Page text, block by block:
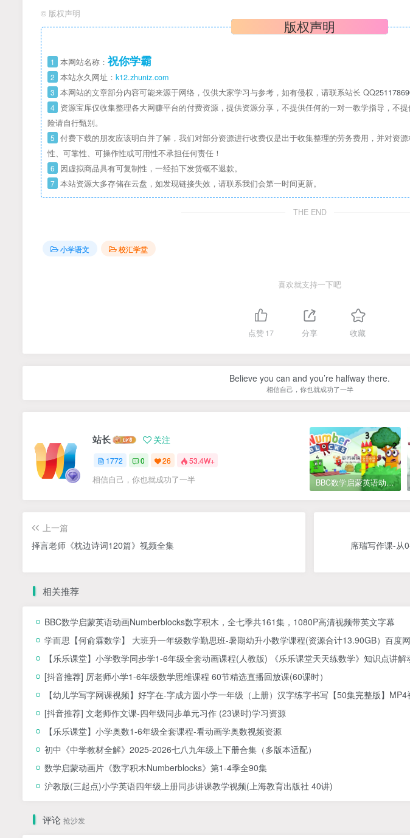
© 版权声明
版权声明
1 本网站名称： 祝你学霸
2 本站永久网址： k12.zhuniz.com
3 本网站的文章部分内容可能来源于网络，仅供大家学习与参考，如有侵权，请联系站长 QQ
4 资源宝库仅收集整理各大网赚平台的付费资源，提供资源分享，不提供任何的一对一教学指导，不
险请自行甄别。
5 付费下载的朋友应该明白并了解，我们对部分资源进行收费仅是出于收集整理的劳务费用，并对资
性、可靠性、可操作性或可用性不承担任何责任！
6 因虚拟商品具有可复制性，一经拍下发货概不退款。
7 本站资源大多存储在云盘，如发现链接失效，请联系我们会第一时间更新。
THE END
小学语文 校汇学堂
喜欢就支持一下吧
点赞17 分享 收藏
Believe you can and you’re halfway there.
相信自己，你也就成功了一半
站长 关注
1772 0 26 53.4W+
相信自己，你也就成功了一半 BBC数学启蒙英语动画Numberblocks数字积木，全七季共161集，1080P高清视频带英文字幕
上一篇
择言老师《枕边诗词120篇》视频全集
席瑞写作课-从
相关推荐
BBC数学启蒙英语动画Numberblocks数字积木，全七季共161集，1080P高清视频带英文字幕
学而思【何俞霖数学】 大班升一年级数学勤思班-暑期幼升小数学课程(资源合计13.90GB）百度
【乐乐课堂】小学数学同步学1-6年级全套动画课程(人教版) 《乐乐课堂天天练数学》知识点讲解
[抖音推荐] 厉老师小学1-6年级数学思维课程 60节精选直播回放课(60课时）
【幼儿学写字网课视频】好字在-字成方圆小学一年级（上册）汉字练字书写【50集完整版】
[抖音推荐] 文老师作文课-四年级同步单元习作 (23课时)学习资源
【乐乐课堂】小学奥数1-6年级全套课程-看动画学奥数视频资源
初中《中学教材全解》2025-2026七八九年级上下册合集（多版本适配）
数学启蒙动画片《数字积木Numberblocks》第1-4季全90集
沪教版(三起点)小学英语四年级上册同步讲课教学视频(上海教育出版社 40讲)
评论 抢沙发